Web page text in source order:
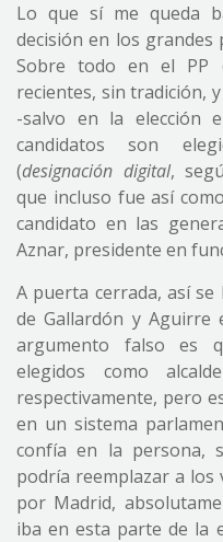
Lo que sí me queda
decisión en los grandes
Sobre todo en el PP
recientes, sin tradición,
-salvo en la elección
candidatos son
(designación digital,
que incluso fue así
candidato en las
Aznar, presidente en
A puerta cerrada, así
de Gallardón y Aguirre
argumento falso es
elegidos como
respectivamente, pero
en un sistema
confía en la persona,
podría reemplazar a los
por Madrid,
iba en esta parte de la